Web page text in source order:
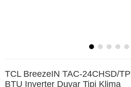
TCL BreezeIN TAC-24CHSD/
BTU Inverter Duvar Tipi Klima